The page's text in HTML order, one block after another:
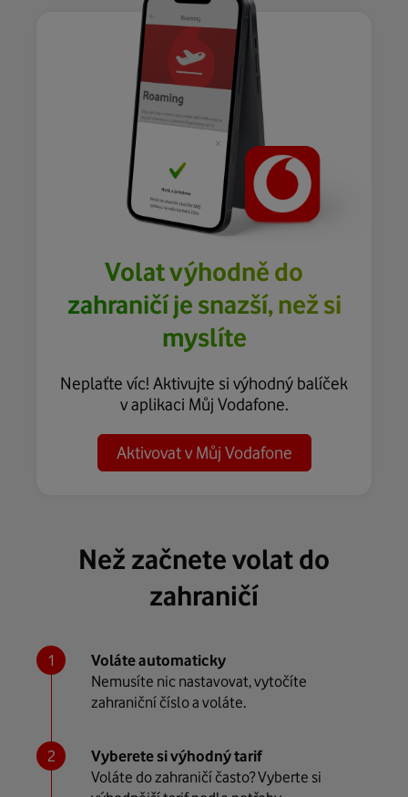
Volat výhodně do
zahraničí je snazší, než si
myslíte
Neplaťte víc! Aktivujte si výhodný balíček
v aplikaci Můj Vodafone.
Aktivovat v Můj Vodafone
Než začnete volat do
zahraničí
Voláte automaticky
Nemusíte nic nastavovat, vytočíte
zahraniční číslo a voláte.
Vyberete si výhodný tarif
Voláte do zahraničí často? Vyberte si